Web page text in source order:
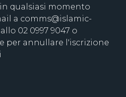
qualsiasi momento
a comms@islamic-
02 0997 9047 o
per annullare l'iscrizione